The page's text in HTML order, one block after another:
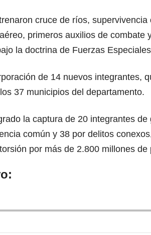
cruce de ríos, supervivencia
primeros auxilios de combate
la doctrina de Fuerzas
de 14 nuevos integrantes,
37 municipios del departamento.
la captura de 20 integrantes de
común y 38 por delitos
por más de 2.800 millones de